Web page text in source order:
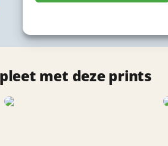
met deze prints